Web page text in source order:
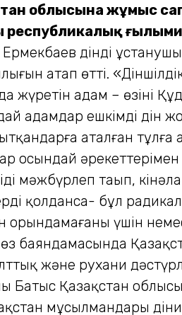
облысына жұмыс
республикалық
дінді
атап өтті.
адам – өзінің
адамдар ешкімді дін
аталған
осындай
мәжбүрлеп таңып,
қолдансаң- бұл
орындамағаны үшін
баяндамасында
және рухани
Батыс Қазақстан
мұсылмандары